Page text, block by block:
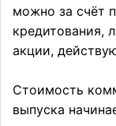
можно за счёт
кредитования,
акции,
Стоимость
выпуска